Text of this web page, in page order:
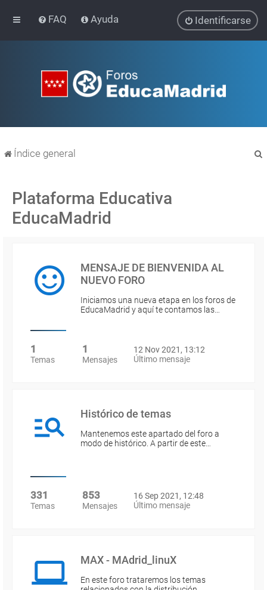
FAQ Ayuda Identificarse
Índice general
Plataforma Educativa
EducaMadrid
MENSAJE DE BIENVENIDA AL
NUEVO FORO
Iniciamos una nueva etapa en los foros de
EducaMadrid y aquí te contamos las…
1
Temas
1
Mensajes
12 Nov 2021, 13:12
Último mensaje
Histórico de temas
Mantenemos este apartado del foro a
modo de histórico. A partir de este…
331
Temas
853
Mensajes
16 Sep 2021, 12:48
Último mensaje
MAX - MAdrid_linuX
En este foro trataremos los temas